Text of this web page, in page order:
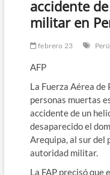
accidente
militar en
febrero 23 Perú
AFP
La Fuerza Aérea de
personas muertas
accidente de un
desaparecido el
Arequipa, al sur del
autoridad militar.
La FAP precisó que